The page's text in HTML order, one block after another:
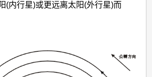
(内行星)或更远离太阳(外行星)而